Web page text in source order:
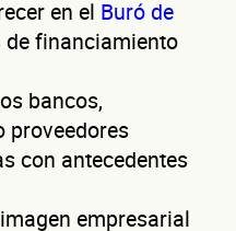
en el Buró de
financiamiento
bancos,
proveedores
con antecedentes
empresarial
100% autoservicio Sin costo por